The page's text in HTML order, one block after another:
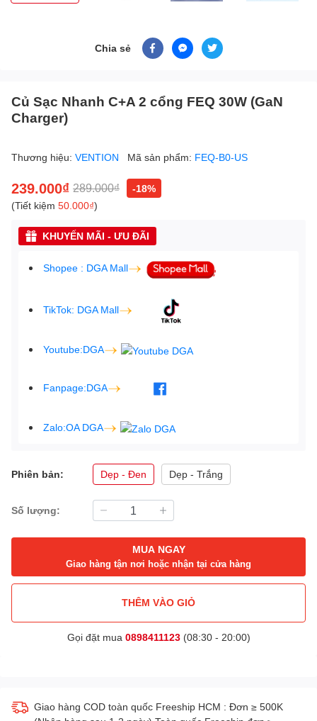
Chia sẻ
Củ Sạc Nhanh C+A 2 cổng FEQ 30W (GaN
Charger)
Thương hiệu: VENTION Mã sản phẩm: FEQ-B0-US
239.000₫ 289.000₫
-18%
(Tiết kiệm 50.000₫)
KHUYẾN MÃI - ƯU ĐÃI
Shopee : DGA Mall
TikTok: DGA Mall
Youtube:DGA
Fanpage:DGA
Zalo:OA DGA
Phiên bản: Dẹp - Đen Dẹp - Trắng
Số lượng:
MUA NGAY
Giao hàng tận nơi hoặc nhận tại cửa hàng
THÊM VÀO GIỎ
Gọi đặt mua 0898411123(08:30 - 20:00)
Giao hàng COD toàn quốc Freeship HCM : Đơn ≥ 500K